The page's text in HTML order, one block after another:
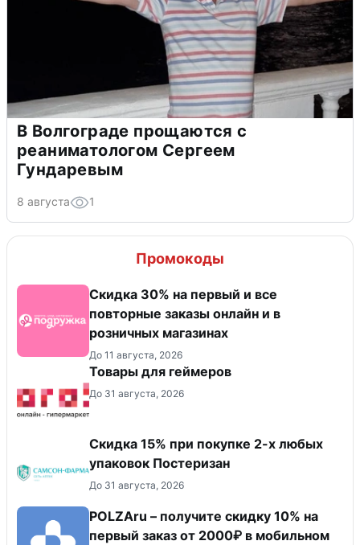
В Волгограде прощаются с
реаниматологом Сергеем
Гундаревым
8 августа 1
Промокоды
Скидка 30% на первый и все
повторные заказы онлайн и в
розничных магазинах
До 11 августа, 2026
Товары для геймеров
До 31 августа, 2026
Скидка 15% при покупке 2-х любых
упаковок Постеризан
До 31 августа, 2026
POLZAru – получите скидку 10% на
первый заказ от 2000₽ в мобильном